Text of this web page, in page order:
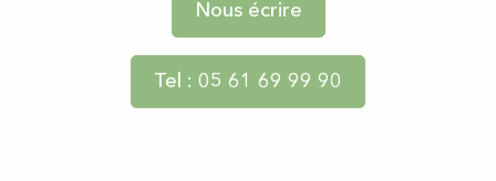
Nous écrire
Tel : 05 61 69 99 90